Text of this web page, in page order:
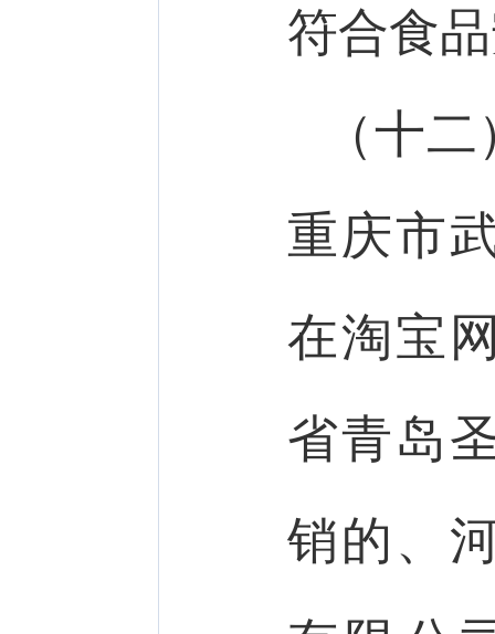
符合食
（十
重庆市
在淘宝
省青岛
销的、